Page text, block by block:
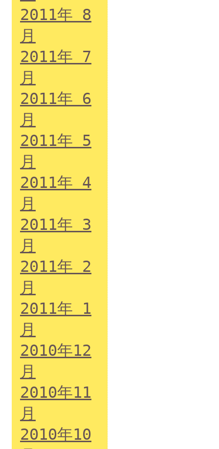
2011年 8
月
2011年 7
月
2011年 6
月
2011年 5
月
2011年 4
月
2011年 3
月
2011年 2
月
2011年 1
月
2010年12
月
2010年11
月
2010年10